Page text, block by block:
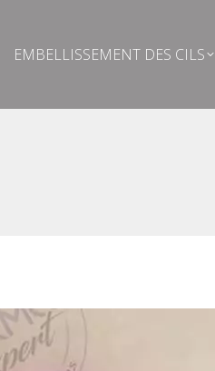
EMBELLISSEMENT DES CILS
EMBELLISSEMENT DES CILS